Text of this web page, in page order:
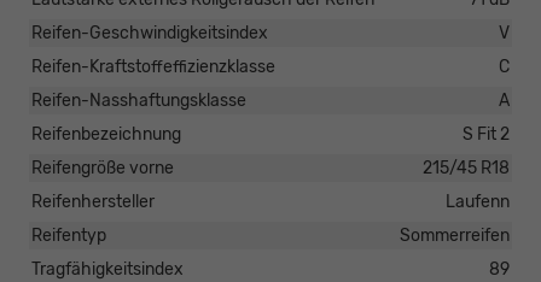
Reifen-Geschwindigkeitsindex
V
Reifen-Kraftstoffeffizienzklasse
C
Reifen-Nasshaftungsklasse
A
Reifenbezeichnung
S Fit 2
Reifengröße vorne
215/45 R18
Reifenhersteller
Laufenn
Reifentyp
Sommerreifen
Tragfähigkeitsindex
89